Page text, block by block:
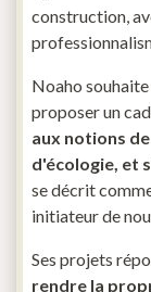
construction,
Noaho
proposer un
aux notions
d'écologie, et
se décrit
initiateur de
Ses projets
rendre la